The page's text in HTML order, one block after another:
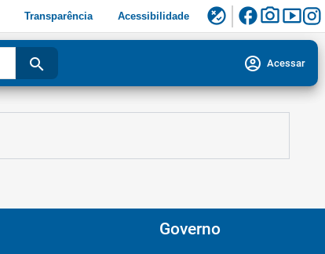
Transparência Acessibilidade flaky facebookphoto_camerasmart_display
search account_circle Acessar
Governo